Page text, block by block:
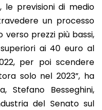
le previsioni di medio
un processo
prezzi più bassi,
ai 40 euro al
per poi scendere
solo nel 2023”, ha
Besseghini,
del Senato sul